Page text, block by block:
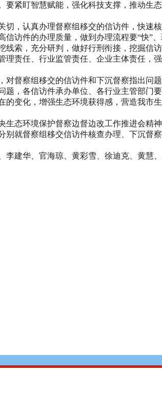
要紧盯智慧赋能，强化科技支撑，推动生
，认真办理督察组移交的信访件，快速
信访件的办理质量，做到办理流程要“快”
线索，充分研判，做好行刑衔接，挖掘信
理责任、行业监管责任、企业主体责任，
督察组移交的信访件和下沉督察指出问
题，各信访件承办单位、各行业主管部门
的变化，增强生态环境获得感，营造我市
态环境保护督察边督边改工作推进会精
别就督察组移交信访件核查办理、下沉督
建华、官海琼、黄彩雪、徐迪克、黄慧、